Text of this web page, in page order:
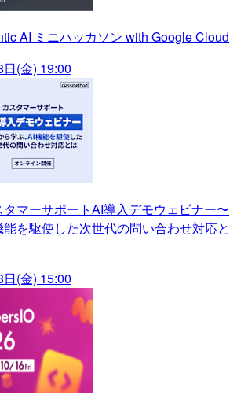
AI ミニハッカソン with Google Cloud
(金) 19:00
タマーサポートAI導入デモウェビナー〜
を駆使した次世代の問い合わせ対応と
(金) 15:00